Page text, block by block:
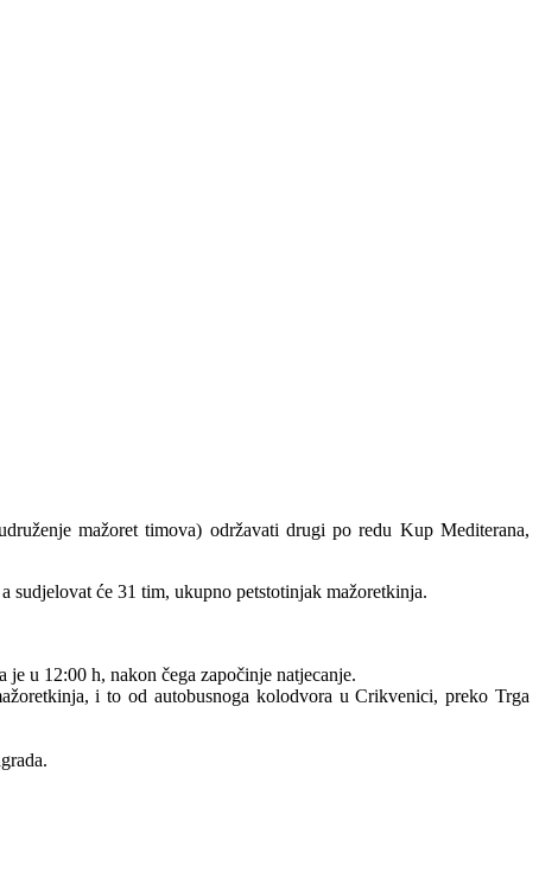
mažoret timova) održavati drugi po redu Kup Mediterana,
će 31 tim, ukupno petstotinjak mažoretkinja.
u 12:00 h, nakon čega započinje natjecanje.
i to od autobusnoga kolodvora u Crikvenici, preko Trga